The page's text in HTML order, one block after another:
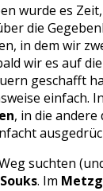
wurde es
die
in dem wir
wir es auf
geschafft
einfach.
, in die andere
suchten
Souks. Im